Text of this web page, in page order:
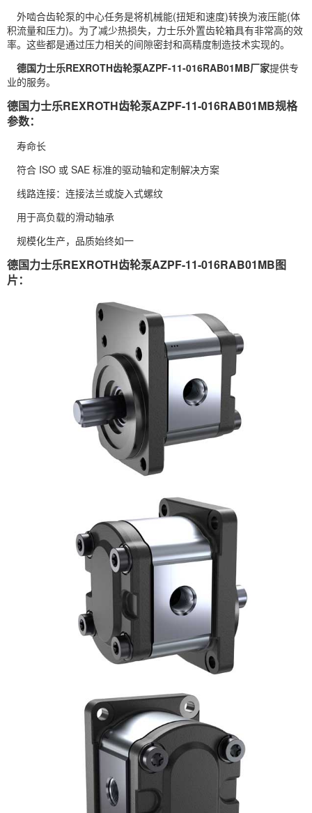
外啮合齿轮泵的中心任务是将机械能(扭矩和速度)转换为液压能(体
积流量和压力)。为了减少热损失，力士乐外置齿轮箱具有非常高的效
率。这些都是通过压力相关的间隙密封和高精度制造技术实现的。
德国力士乐REXROTH齿轮泵AZPF-11-016RAB01MB厂家提供专
业的服务。
德国力士乐REXROTH齿轮泵AZPF-11-016RAB01MB规格
参数：
寿命长
符合 ISO 或 SAE 标准的驱动轴和定制解决方案
线路连接：连接法兰或旋入式螺纹
用于高负载的滑动轴承
规模化生产，品质始终如一
德国力士乐REXROTH齿轮泵AZPF-11-016RAB01MB图
片：